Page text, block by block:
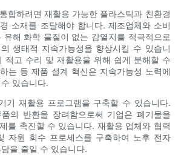
합하려면 재활용 가능한 플라스틱과 친환경
소재를 조달해야 합니다. 제조업체와 소비
유해 화학 물질이 없는 감열지를 적극적으로
생태적 지속가능성을 향상시킬 수 있습니
적고 수리 및 재활용을 위해 쉽게 분해할 수
는 등 제품 설계 혁신은 지속가능성 노력에
있습니다.
기 재활용 프로그램을 구축할 수 있습니다.
의 반환을 장려함으로써 기업은 폐기물을
를 촉진할 수 있습니다. 재활용 업체와 협력
자원 회수 프로세스를 구축하여 노후 전자
을 줄일 수 있습니다.